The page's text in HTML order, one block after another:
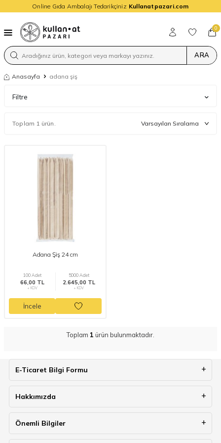
Online Gıda Ambalajı Tedarikçiniz Kullanatpazari.com
ARA
0
Anasayfa adana şiş
Filtre
Toplam 1 ürün.
Adana Şiş 24 cm
100 Adet
66,00 TL
+ KDV
5000 Adet
2.645,00 TL
+ KDV
İncele
Toplam 1 ürün bulunmaktadır.
E-Ticaret Bilgi Formu
Hakkımızda
Önemli Bilgiler